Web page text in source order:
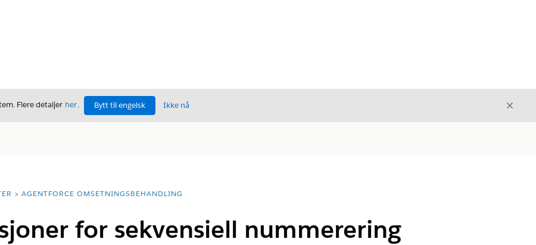
Flere detaljer her. Bytt til engelsk Ikke nå Avslutt
AGENTFORCE OMSETNINGSBEHANDLING
for sekvensiell nummerering